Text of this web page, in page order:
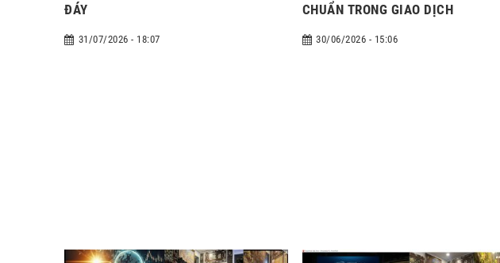
ĐÁY
31/07/2026 - 18:07
CHUẨN TRONG GIAO DỊCH
30/06/2026 - 15:06